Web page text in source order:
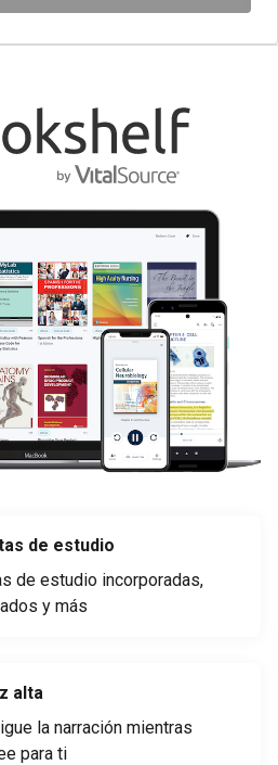
de estudio
de estudio incorporadas,
y más
alta
la narración mientras
para ti